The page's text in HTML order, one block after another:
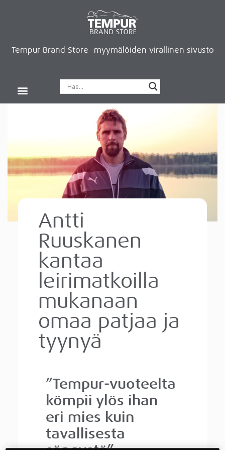
Tempur Brand Store -myymälöiden virallinen sivusto
Antti
Ruuskanen
kantaa
leirimatkoilla
mukanaan
omaa patjaa ja
tyynyä
”Tempur-vuoteelta
kömpii ylös ihan
eri mies kuin
tavallisesta